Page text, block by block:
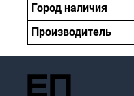
Город наличия
Производитель